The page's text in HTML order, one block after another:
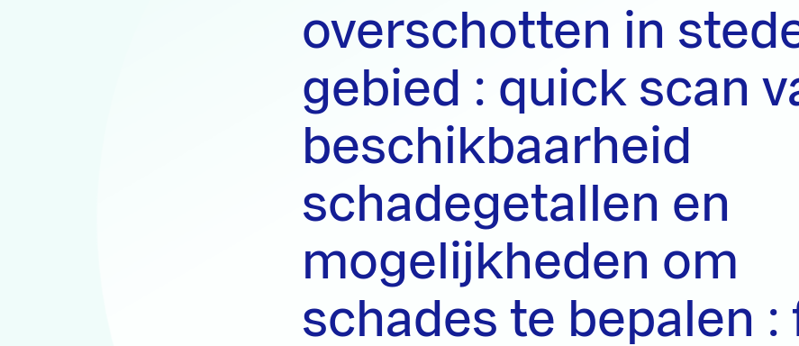
overschotten in
gebied : quick scan
beschikbaarheid
schadegetallen en
mogelijkheden om
schades te bepalen :